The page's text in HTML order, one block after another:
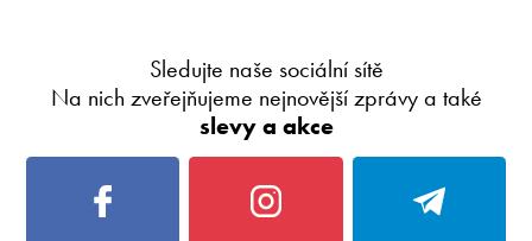
Sledujte naše sociální sítě
Na nich zveřejňujeme nejnovější zprávy a také
slevy a akce